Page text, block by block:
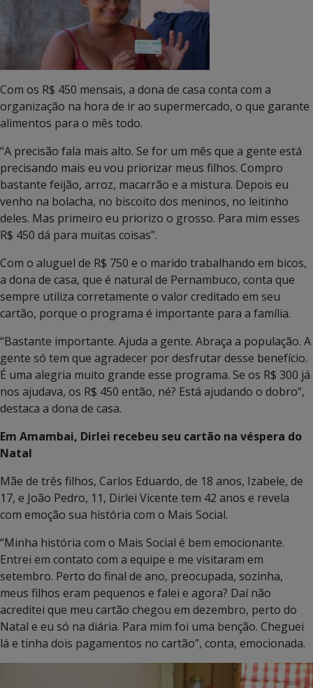
Com os R$ 450 mensais, a dona de casa conta com a
organização na hora de ir ao supermercado, o que garante
alimentos para o mês todo.
“A precisão fala mais alto. Se for um mês que a gente está
precisando mais eu vou priorizar meus filhos. Compro
bastante feijão, arroz, macarrão e a mistura. Depois eu
venho na bolacha, no biscoito dos meninos, no leitinho
deles. Mas primeiro eu priorizo o grosso. Para mim esses
R$ 450 dá para muitas coisas”.
Com o aluguel de R$ 750 e o marido trabalhando em bicos,
a dona de casa, que é natural de Pernambuco, conta que
sempre utiliza corretamente o valor creditado em seu
cartão, porque o programa é importante para a família.
“Bastante importante. Ajuda a gente. Abraça a população. A
gente só tem que agradecer por desfrutar desse benefício.
É uma alegria muito grande esse programa. Se os R$ 300 já
nos ajudava, os R$ 450 então, né? Está ajudando o dobro”,
destaca a dona de casa.
Em Amambai, Dirlei recebeu seu cartão na véspera do
Natal
Mãe de três filhos, Carlos Eduardo, de 18 anos, Izabele, de
17, e João Pedro, 11, Dirlei Vicente tem 42 anos e revela
com emoção sua história com o Mais Social.
“Minha história com o Mais Social é bem emocionante.
Entrei em contato com a equipe e me visitaram em
setembro. Perto do final de ano, preocupada, sozinha,
meus filhos eram pequenos e falei e agora? Daí não
acreditei que meu cartão chegou em dezembro, perto do
Natal e eu só na diária. Para mim foi uma benção. Cheguei
lá e tinha dois pagamentos no cartão”, conta, emocionada.